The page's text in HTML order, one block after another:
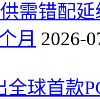
需错配
月 2026-
全球首款